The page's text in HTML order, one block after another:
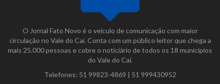
O Jornal Fato Novo é o veículo de comunicação com maior
circulação no Vale do Caí. Conta com um público leitor que chega a
mais 25.000 pessoas e cobre o noticiário de todos os 18 municípios
do Vale do Caí.
Telefones: 51 99823-4869 | 51 999430952